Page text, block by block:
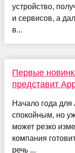
устройство,
и сервисов, а
в...
Первые
представит
Начало года для
спокойным, но
может резко
компания
речь ...